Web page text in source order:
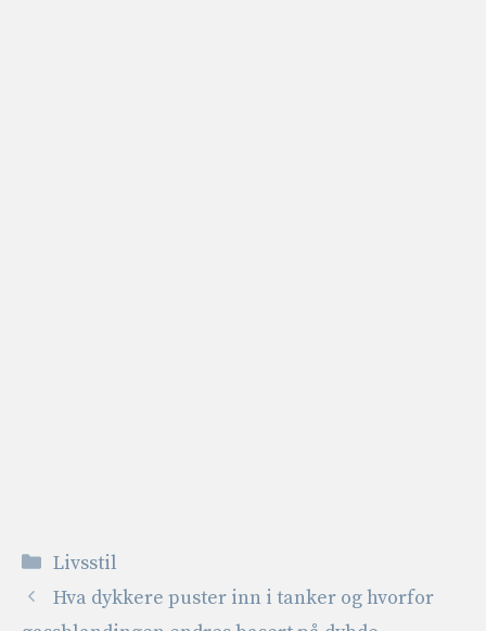
Kategorier
Livsstil
Hva dykkere puster inn i tanker og hvorfor